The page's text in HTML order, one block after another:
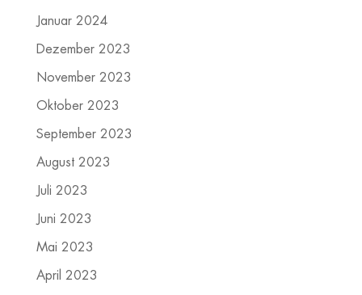
Januar 2024
Dezember 2023
November 2023
Oktober 2023
September 2023
August 2023
Juli 2023
Juni 2023
Mai 2023
April 2023